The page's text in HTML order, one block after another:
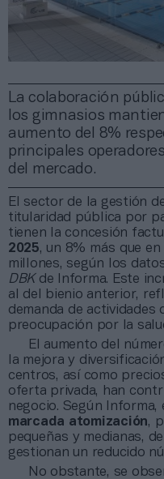
La colaboración
los gimnasios
aumento del 8%
principales
del mercado.
El sector de la gestión
titularidad pública por
tienen la concesión
2025, un 8% más que
millones, según los
DBK de Informa. Este
al del bienio anterior,
demanda de actividades
preocupación por la
El aumento del
la mejora y
centros, así como
oferta privada, han
negocio. Según
marcada atomización,
pequeñas y medianas,
gestionan un reducido
No obstante, se